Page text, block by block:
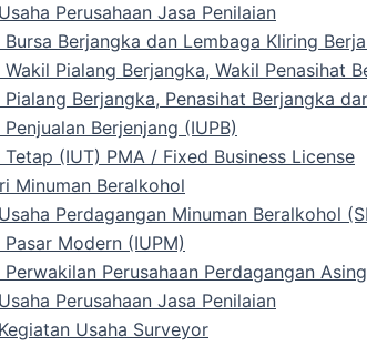
Perusahaan Jasa Penilaian
Bursa Berjangka dan Lembaga Kliring
Wakil Pialang Berjangka, Wakil Penasihat
Pialang Berjangka, Penasihat Berjangka
Berjenjang (IUPB)
Tetap (IUT) PMA / Fixed Business License
Minuman Beralkohol
Perdagangan Minuman Beralkohol
Pasar Modern (IUPM)
Perwakilan Perusahaan Perdagangan
Perusahaan Jasa Penilaian
Usaha Surveyor